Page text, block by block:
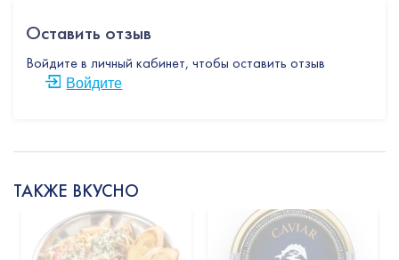
Оставить отзыв
Войдите в личный кабинет, чтобы оставить отзыв
Войдите
ТАКЖЕ ВКУСНО